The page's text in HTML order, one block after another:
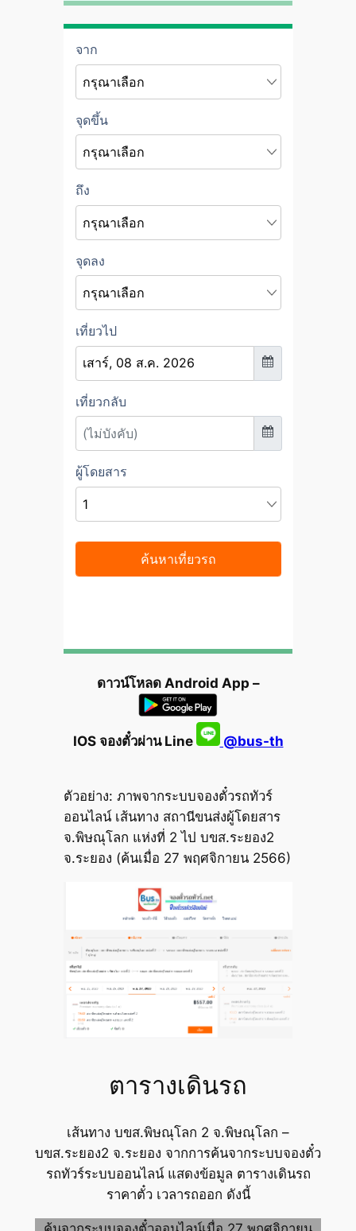
ดาวน์โหลด Android App –
IOS จองตั๋วผ่าน Line @bus-th
ตัวอย่าง: ภาพจากระบบจองตั๋วรถทัวร์
ออนไลน์ เส้นทาง สถานีขนส่งผู้โดยสาร
จ.พิษณุโลก แห่งที่ 2 ไป บขส.ระยอง2
จ.ระยอง (ค้นเมื่อ 27 พฤศจิกายน 2566)
ตารางเดินรถ
เส้นทาง บขส.พิษณุโลก 2 จ.พิษณุโลก –
บขส.ระยอง2 จ.ระยอง จากการค้นจากระบบจองตั๋ว
รถทัวร์ระบบออนไลน์ แสดงข้อมูล ตารางเดินรถ
ราคาตั๋ว เวลารถออก ดังนี้